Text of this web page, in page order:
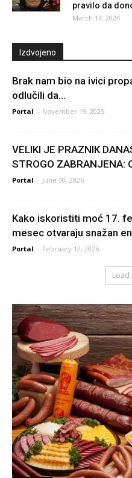
pravilo da
March 14, 2024
Izdvojeno
Brak nam bio na ivici
odlučili da...
Portal - November 19, 2025
VELIKI JE PRAZNIK
STROGO ZABRANJENA:
Portal - June 30, 2026
Kako iskoristiti moć 17.
mesec otvaraju snažan
Portal - February 12, 2026
Load